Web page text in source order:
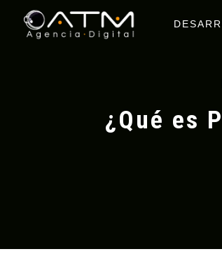
¿Qué es